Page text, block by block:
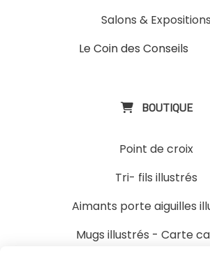
Salons & Expositions
Le Coin des Conseils
 BOUTIQUE
Point de croix
Tri- fils illustrés
Aimants porte aiguilles
Mugs illustrés - Carte